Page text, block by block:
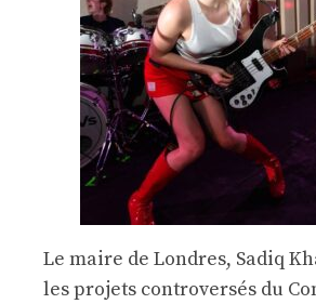
Le maire de Londres, Sadiq
les projets controversés du